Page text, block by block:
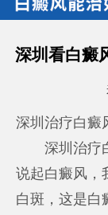
深圳看白癜
深圳治疗白癜
深圳治疗白
说起白癜风，
白斑，这是白